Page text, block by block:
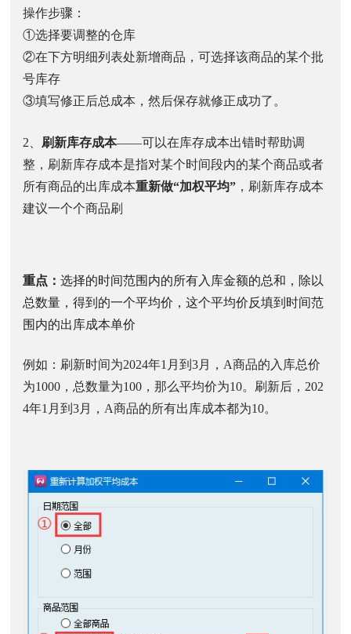
操作步骤：
①选择要调整的仓库
②在下方明细列表处新增商品，可选择该商品的某个批
号库存
③填写修正后总成本，然后保存就修正成功了。
2、 刷新库存成本——可以在库存成本出错时帮助调
整，刷新库存成本是指对某个时间段内的某个商品或者
所有商品的出库成本重新做“加权平均” ，刷新库存成本
建议一个个商品刷
重点：选择的时间范围内的所有入库金额的总和，除以
总数量，得到的一个平均价，这个平均价反填到时间范
围内的出库成本单价
例如：刷新时间为2024年1月到3月，A商品的入库总价
为1000，总数量为100，那么平均价为10。刷新后，202
4年1月到3月，A商品的所有出库成本都为10。